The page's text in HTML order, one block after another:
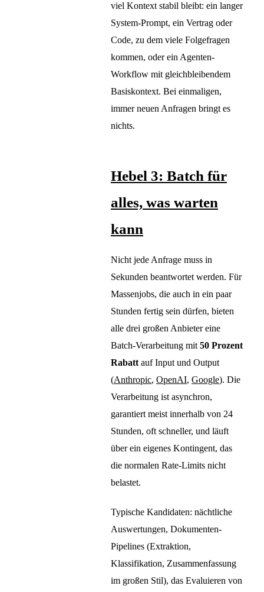
viel Kontext stabil bleibt: ein langer
System-Prompt, ein Vertrag oder
Code, zu dem viele Folgefragen
kommen, oder ein Agenten-
Workflow mit gleichbleibendem
Basiskontext. Bei einmaligen,
immer neuen Anfragen bringt es
nichts.
Hebel 3: Batch für
alles, was warten
kann
Nicht jede Anfrage muss in
Sekunden beantwortet werden. Für
Massenjobs, die auch in ein paar
Stunden fertig sein dürfen, bieten
alle drei großen Anbieter eine
Batch-Verarbeitung mit 50 Prozent
Rabatt auf Input und Output
(Anthropic, OpenAI, Google). Die
Verarbeitung ist asynchron,
garantiert meist innerhalb von 24
Stunden, oft schneller, und läuft
über ein eigenes Kontingent, das
die normalen Rate-Limits nicht
belastet.
Typische Kandidaten: nächtliche
Auswertungen, Dokumenten-
Pipelines (Extraktion,
Klassifikation, Zusammenfassung
im großen Stil), das Evaluieren von